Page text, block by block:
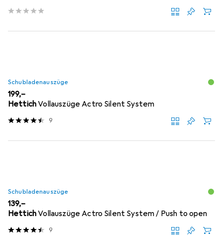
Schubladenauszüge
EUR
199,–
HettichVollauszüge Actro Silent System
9
Schubladenauszüge
EUR
139,–
HettichVollauszüge Actro Silent System / Push to open
9